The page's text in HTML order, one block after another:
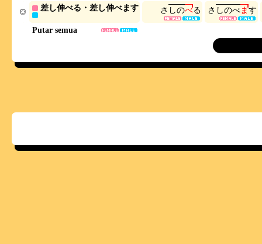
Putar semua
差し伸べる・差し伸べます さ しのべる さ しのべます